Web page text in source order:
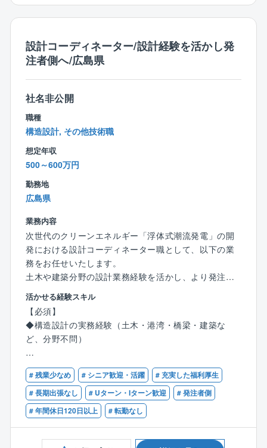
どを簡素化♪
■現場は事務所から30分圏内がほとんどなので、効率よ
く業務ができます。
■同時並行で担当するのは6～7棟です。
■毎日変化があるので、ルーティンワークが苦手な方
や、日々変化するフレッシュな環境で働きたい方にお
勧めです♪
■工事のことで困ったら「建築本部」に気軽に相談でき
ます。
建築本部には気さくなベテラン社員が常駐しているの
で、何でも相談でき、抱え込む心配はありません♪
■組織構成：20代～50代
設計コーディネーター/設計経験を活かし発
注者側へ/広島県
社名非公開
職種
構造設計, その他技術職
想定年収
500～600万円
勤務地
広島県
業務内容
次世代のクリーンエネルギー「浮体式潮流発電」の開
発における設計コーディネーター職として、以下の業
務をお任せいたします。
土木や建築分野の設計業務経験を活かし、より発注者
側でご活躍いただけます！
日本初の潮流発電プロジェクトを行っている同社に
て、ご自身の経験を活かしてみませんか？
【具体的には】
◆設計成果物の「技術的検算（レビュー）」
⇒外部設計会社が作成した構造解析データや図面を精
査。
「なんとなく成立している」状態を許さず、技術的根
拠の妥当性を問い直します。
◆設計会社との打ち合わせ
活かせる経験スキル
【必須】
◆構造設計の実務経験（土木・港湾・橋梁・建築な
ど、分野不問）
【歓迎】
◆構造系（土木・建築等）の基礎知識のある方。
◆複雑な事象を論理的に整理し、図解や文章で分かり
やすくアウトプットできる方。
◆施工管理のご経験がある方
# 残業少なめ # シニア歓迎・活躍
# 充実した福利厚生
# 長期出張なし
# Uターン・Iターン歓迎
# 発注者側
# 年間休日120日以上
# 転勤なし